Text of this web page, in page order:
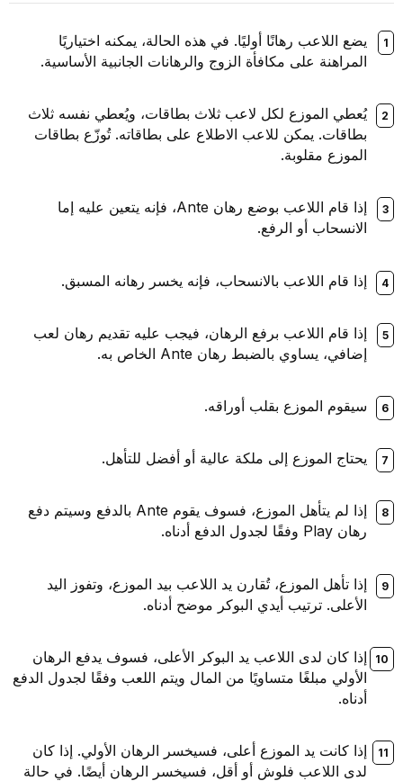
يضع اللاعب رهانًا أوليًا. في هذه الحالة، يمكنه اختياريًا
المراهنة على مكافأة الزوج والرهانات الجانبية الأساسية.
يُعطي الموزع لكل لاعب ثلاث بطاقات، ويُعطي نفسه ثلاث
بطاقات. يمكن للاعب الاطلاع على بطاقاته. تُوزّع بطاقات
الموزع مقلوبة.
إذا قام اللاعب بوضع رهان Ante، فإنه يتعين عليه إما
الانسحاب أو الرفع.
إذا قام اللاعب بالانسحاب، فإنه يخسر رهانه المسبق.
إذا قام اللاعب برفع الرهان، فيجب عليه تقديم رهان لعب
إضافي، يساوي بالضبط رهان Ante الخاص به.
سيقوم الموزع بقلب أوراقه.
يحتاج الموزع إلى ملكة عالية أو أفضل للتأهل.
إذا لم يتأهل الموزع، فسوف يقوم Ante بالدفع وسيتم دفع
رهان Play وفقًا لجدول الدفع أدناه.
إذا تأهل الموزع، تُقارن يد اللاعب بيد الموزع، وتفوز اليد
الأعلى. ترتيب أيدي البوكر موضح أدناه.
إذا كان لدى اللاعب يد البوكر الأعلى، فسوف يدفع الرهان
الأولي مبلغًا متساويًا من المال ويتم اللعب وفقًا لجدول الدفع
أدناه.
إذا كانت يد الموزع أعلى، فسيخسر الرهان الأولي. إذا كان
لدى اللاعب فلوش أو أقل، فسيخسر الرهان أيضًا. في حالة